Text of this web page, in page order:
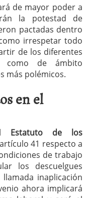
de mayor poder a
la potestad de
pactadas dentro
irrespetar todo
de los diferentes
como de ámbito
más polémicos.
en el
Estatuto de los
41 respecto a
de trabajo
los descuelgues
inaplicación
ahora implicará